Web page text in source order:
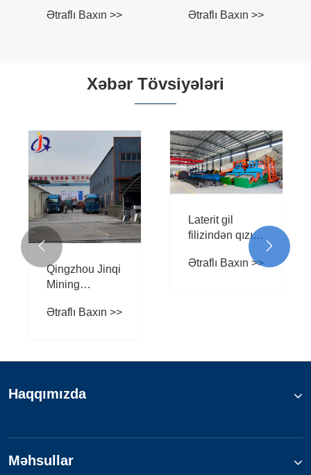
Ətraflı Baxın >>
dibinin dibinin
üçün kəsici
Ətraflı Baxın >>
Xəbər Tövsiyələri
Qingzhou Jinqi
Mining
Ltd. Rusiyaya
ekranının
uğurla başa
Ətraflı Baxın >>
Laterit gil
filizindən qızıl
çətindirmi?
Ətraflı Baxın >>
 
Haqqımızda
Məhsullar